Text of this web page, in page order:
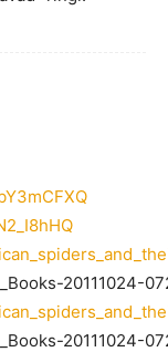
20111024-
20111024-